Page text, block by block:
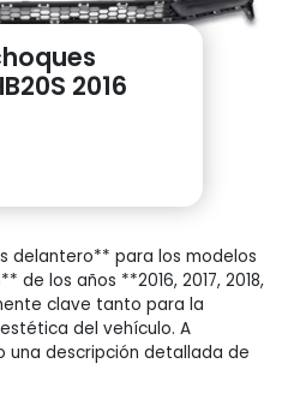
2016
delantero** para los modelos
de los años **2016, 2017, 2018,
clave tanto para la
del vehículo. A
una descripción detallada de